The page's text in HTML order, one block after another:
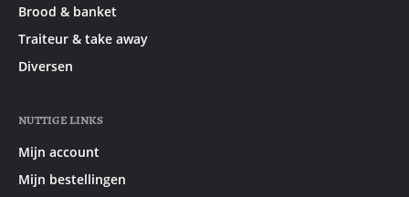
Brood & banket
Traiteur & take away
Diversen
NUTTIGE LINKS
Mijn account
Mijn bestellingen